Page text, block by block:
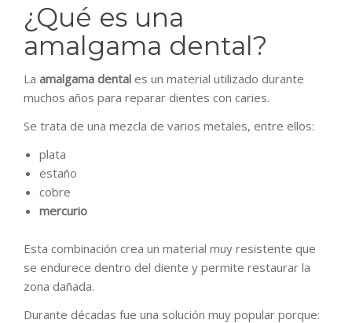
¿Qué es una
amalgama dental?
La amalgama dental es un material utilizado durante
muchos años para reparar dientes con caries.
Se trata de una mezcla de varios metales, entre ellos:
plata
estaño
cobre
mercurio
Esta combinación crea un material muy resistente que
se endurece dentro del diente y permite restaurar la
zona dañada.
Durante décadas fue una solución muy popular porque: